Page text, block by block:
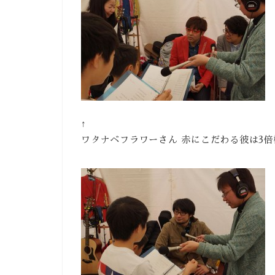
↑
ワタナベフラワーさん 赤にこだわる彼は3